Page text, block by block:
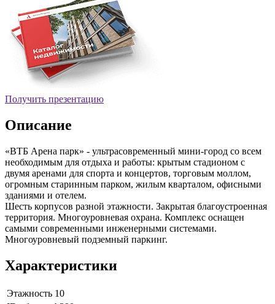
Получить презентацию
Описание
«ВТБ Арена парк» - ультрасовременный мини-город со всем
необходимым для отдыха и работы: крытым стадионом с
двумя аренами для спорта и концертов, торговым моллом,
огромным старинным парком, жилым кварталом, офисными
зданиями и отелем.
Шесть корпусов разной этажности. Закрытая благоустроенная
территория. Многоуровневая охрана. Комплекс оснащен
самыми современными инженерными системами.
Многоуровневый подземный паркинг.
Характеристики
Этажность 10